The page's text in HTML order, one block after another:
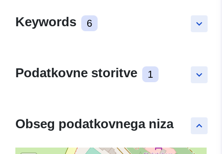
keyboard_arrow_down
Keywords 6
keyboard_arrow_down
Podatkovne storitve 1
keyboard_arrow_up
Obseg podatkovnega niza